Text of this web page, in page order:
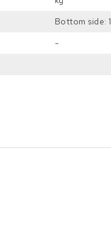
Bottom side: 1
-